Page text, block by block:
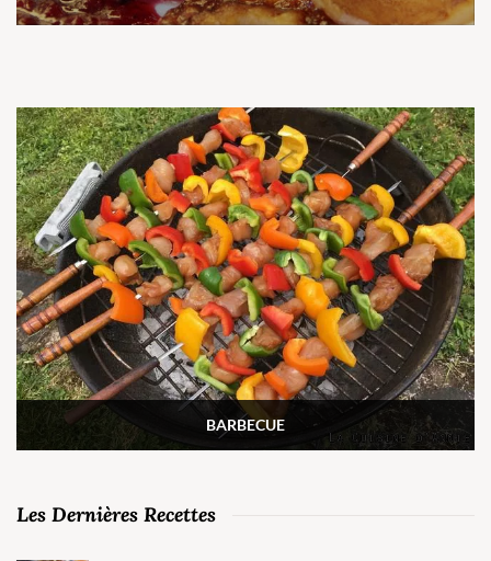
BARBECUE
Les Dernières Recettes